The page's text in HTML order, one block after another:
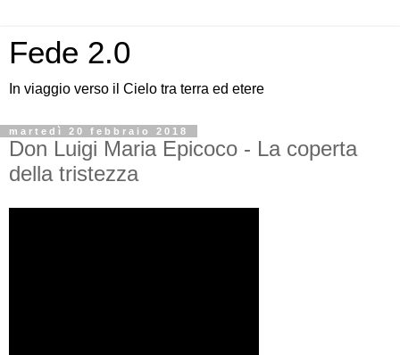
Fede 2.0
In viaggio verso il Cielo tra terra ed etere
martedì 20 febbraio 2018
Don Luigi Maria Epicoco - La coperta
della tristezza